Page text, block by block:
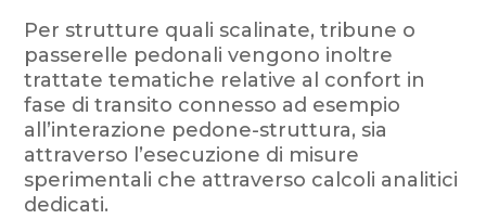
Per strutture quali scalinate, tribune o
passerelle pedonali vengono inoltre
trattate tematiche relative al confort in
fase di transito connesso ad esempio
all’interazione pedone-struttura, sia
attraverso l’esecuzione di misure
sperimentali che attraverso calcoli analitici
dedicati.